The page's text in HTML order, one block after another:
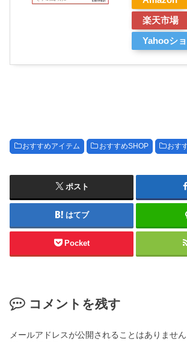
楽天市場
Yahooシ
おすすめアイテム おすすめSHOP おす
ポスト
はてブ
Pocket
コメントを残す
メールアドレスが公開されることはありません